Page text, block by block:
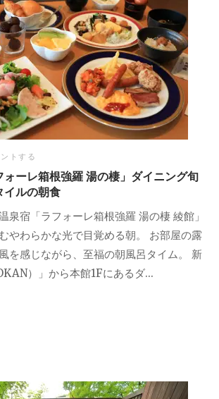
トする
ーレ箱根強羅 湯の棲」ダイニング旬
イルの朝食
泉宿「ラフォーレ箱根強羅 湯の棲 綾館」
やわらかな光で目覚める朝。 お部屋の露
を感じながら、至福の朝風呂タイム。 新
）」から本館1Fにあるダ...